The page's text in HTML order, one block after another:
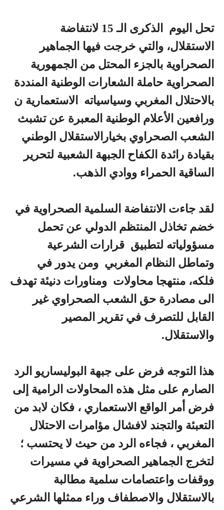
تحل اليوم الذكرى الـ 15 لانتفاضة
الاستقلال، والتي خرجت فيها الجماهير
الصحراوية بالجزء المحتل من الجمهورية
الصحراوية حاملة الشعارات الوطنية المنددة
بالاحتلال المغربي وسياسياته الاستعمارية ن
ورافعين الأعلام الوطنية المعبرة عن تشبث
الشعب الصحراوي بخيارالاستقلال الوطني
بقيادة رائدة الكفاح الجبهة الشعبية لتحرير
الساقية الحمراء ووادي الذهب.
لقد جاءت الانتفاضة السلمية الصحراوية في
خضم تخاذل المنتظم الدولي عن تحمل
مسؤولياته لتطبيق قرارات الشرعية
وتماطل النظام المغربي ومن يدور في
فلكه، منتهجا محاولات ومناورات دنيئة تهدف
الى مصادرة حق الشعب الصحراوي غير
القابل للتصرف في تقرير المصير
والاستقلال.
هذا التوجه فرض على جبهة البوليساريو الرد
الصارم على مثل هذه المحاولات الرامية إلى
فرض أمر الواقع الاستعماري ، فكان لابد من
التعبئة والتجند لافشال مؤامرات الاحتلال
المغربي ، فجاءه الرد من حيث لا يحتسب ؛
لتخرج الجماهير الصحراوية في مسيرات
ووقفات واعتصامات سلمية مطالبة
بالاستقلال والاصطفاف وراء ممثلها الشرعي